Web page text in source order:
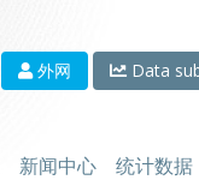
外网 Data
新闻中心 统计数据